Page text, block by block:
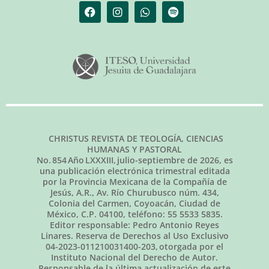
CHRISTUS REVISTA DE TEOLOGÍA, CIENCIAS
HUMANAS Y PASTORAL
No.854Año LXXXIII, julio-septiembre de 2026, es
una publicación electrónica trimestral editada
por la Provincia Mexicana de la Compañía de
Jesús, A.R., Av. Río Churubusco núm. 434,
Colonia del Carmen, Coyoacán, Ciudad de
México, C.P. 04100, teléfono: 55 5533 5835.
Editor responsable: Pedro Antonio Reyes
Linares. Reserva de Derechos al Uso Exclusivo
04-2023-011210031400-203, otorgada por el
Instituto Nacional del Derecho de Autor.